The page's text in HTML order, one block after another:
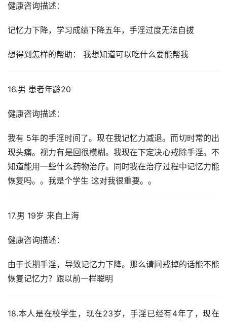
健康咨询描述：
记忆力下降，学习成绩下降五年，手淫过度无法自拔
想得到怎样的帮助： 我想知道可以吃什么要能帮我
16.男 患者年龄20
健康咨询描述：
我有 5年的手淫时间了。现在我记忆力减退。而切时常的出
现头痛。视力有是回很模糊。我现在下定决心戒除手淫。不
知道能用一些什么药物治疗。同时我在治疗过程中记忆力能
恢复吗。。我是个学生 这对我很重要。。
17.男 19岁 来自上海
健康咨询描述：
由于长期手淫，导致记忆力下降。那么请问戒掉的话能不能
恢复记忆力？跟以前一样聪明
18.本人是在校学生，现在23岁，手淫已经有4年了，现在